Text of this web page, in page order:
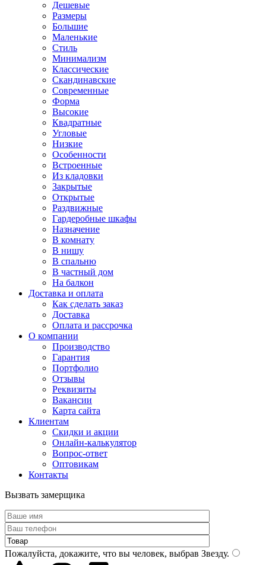
Дешевые
Размеры
Большие
Маленькие
Стиль
Минимализм
Классические
Скандинавские
Современные
Форма
Высокие
Квадратные
Угловые
Низкие
Особенности
Встроенные
Из кладовки
Закрытые
Открытые
Раздвижные
Гардеробные шкафы
Назначение
В комнату
В нишу
В спальню
В частный дом
На балкон
Доставка и оплата
Как сделать заказ
Доставка
Оплата и рассрочка
О компании
Производство
Гарантия
Портфолио
Отзывы
Реквизиты
Вакансии
Карта сайта
Клиентам
Скидки и акции
Онлайн-калькулятор
Вопрос-ответ
Оптовикам
Контакты
Вызвать замерщика
Пожалуйста, докажите, что вы человек, выбрав Звезду.